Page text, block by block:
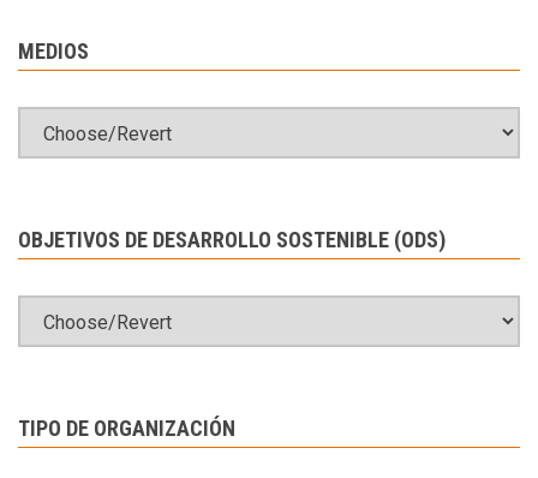
MEDIOS
OBJETIVOS DE DESARROLLO SOSTENIBLE (ODS)
TIPO DE ORGANIZACIÓN